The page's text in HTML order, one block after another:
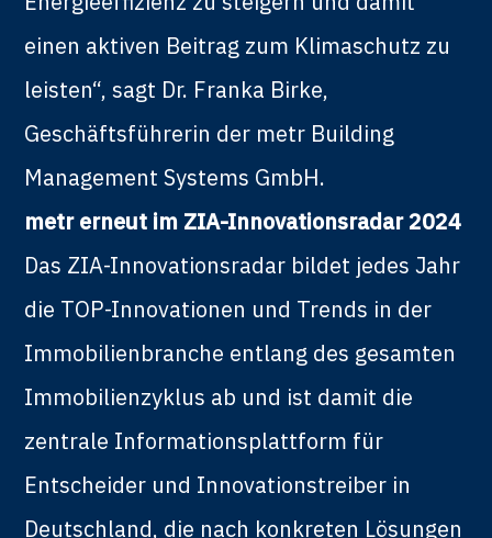
einen aktiven Beitrag zum Klimaschutz zu
leisten“, sagt Dr. Franka Birke,
Geschäftsführerin der metr Building
Management Systems GmbH.
metr erneut im ZIA-Innovationsradar 2024
Das ZIA-Innovationsradar bildet jedes Jahr
die TOP-Innovationen und Trends in der
Immobilienbranche entlang des gesamten
Immobilienzyklus ab und ist damit die
zentrale Informationsplattform für
Entscheider und Innovationstreiber in
Deutschland, die nach konkreten Lösungen